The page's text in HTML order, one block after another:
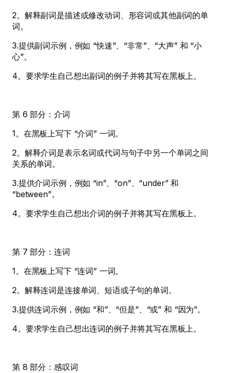
2。解释副词是描述或修改动词、形容词或其他副词的单
词。
3.提供副词示例，例如 “快速”、“非常”、“大声” 和 “小
心”。
4。要求学生自己想出副词的例子并将其写在黑板上。
第 6 部分：介词
1。在黑板上写下 “介词” 一词。
2。解释介词是表示名词或代词与句子中另一个单词之间
关系的单词。
3.提供介词示例，例如 “in”、“on”、“under” 和
“between”。
4。要求学生自己想出介词的例子并将其写在黑板上。
第 7 部分：连词
1。在黑板上写下 “连词” 一词。
2。解释连词是连接单词、短语或子句的单词。
3.提供连词示例，例如 “和”、“但是”、“或” 和 “因为”。
4。要求学生自己想出连词的例子并将其写在黑板上。
第 8 部分：感叹词